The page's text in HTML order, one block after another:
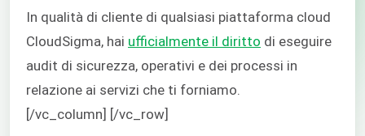
In qualità di cliente di qualsiasi piattaforma cloud
CloudSigma, hai ufficialmente il diritto di eseguire
audit di sicurezza, operativi e dei processi in
relazione ai servizi che ti forniamo.
[/vc_column] [/vc_row]